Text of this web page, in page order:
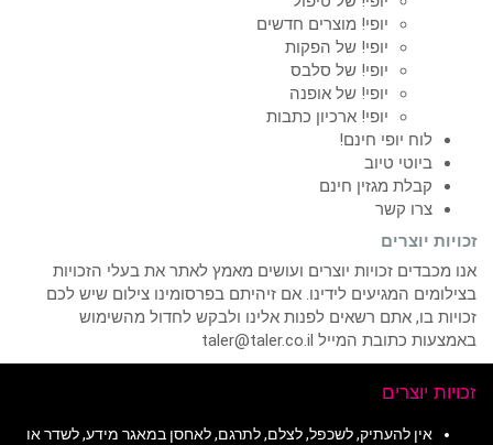
יופי! מוצרים חדשים
יופי! של הפקות
יופי! של סלבס
יופי! של אופנה
יופי! ארכיון כתבות
לוח יופי חינם!
ביוטי טיוב
קבלת מגזין חינם
צרו קשר
זכויות יוצרים
אנו מכבדים זכויות יוצרים ועושים מאמץ לאתר את בעלי הזכויות
בצילומים המגיעים לידינו. אם זיהיתם בפרסומינו צילום שיש לכם
זכויות בו, אתם רשאים לפנות אלינו ולבקש לחדול מהשימוש
באמצעות כתובת המייל taler@taler.co.il
זכויות יוצרים
אין להעתיק, לשכפל, לצלם, לתרגם, לאחסן במאגר מידע, לשדר או